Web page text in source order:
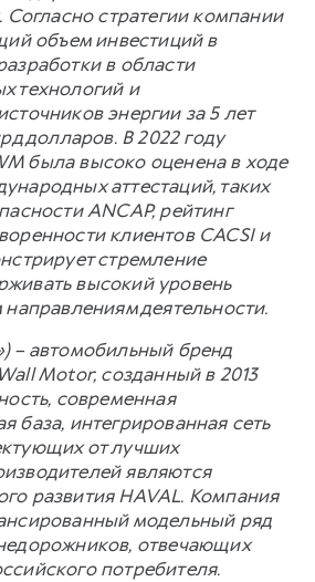
Согласно стратегии компании
объем инвестиций в
в области
технологий и
энергии за 5 лет
долларов. В 2022 году
была высоко оценена в ходе
аттестаций, таких
ANCAP, рейтинг
клиентов CACSI и
стремление
высокий уровень
направлениям деятельности.
– автомобильный бренд
Motor, созданный в 2013
современная
база, интегрированная сеть
от лучших
являются
развития HAVAL. Компания
модельный ряд
отвечающих
потребителя.